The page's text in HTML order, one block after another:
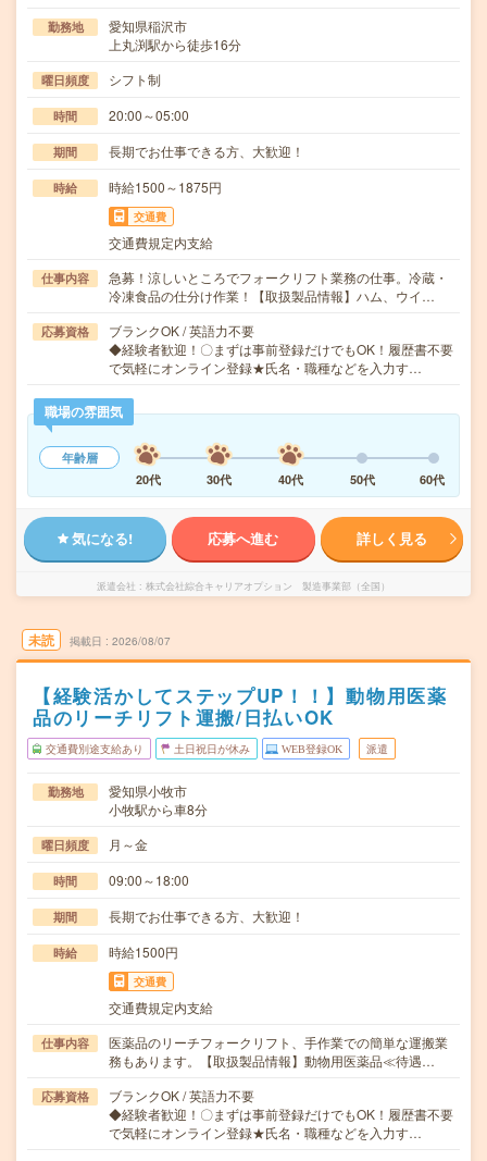
勤務地
愛知県稲沢市
上丸渕駅から徒歩16分
曜日頻度 シフト制
時間 20:00～05:00
期間 長期でお仕事できる方、大歓迎！
時給 時給1500～1875円
交通費
交通費規定内支給
仕事内容
急募！涼しいところでフォークリフト業務の仕事。冷蔵・
冷凍食品の仕分け作業！【取扱製品情報】ハム、ウイ…
応募資格
ブランクOK / 英語力不要
◆経験者歓迎！〇まずは事前登録だけでもOK！履歴書不要
で気軽にオンライン登録★氏名・職種などを入力す…
職場の雰囲気
年齢層
20代
30代 40代 50代 60代
気になる! 応募へ進む 詳しく見る
派遣会社 株式会社綜合キャリアオプション 製造事業部（全国）
未読 掲載日 2026/08/07
【経験活かしてステップUP！！】動物用医薬
品のリーチリフト運搬/日払いOK
交通費別途支給あり 土日祝日が休み WEB登録OK 派遣
勤務地
愛知県小牧市
小牧駅から車8分
曜日頻度 月～金
時間 09:00～18:00
期間 長期でお仕事できる方、大歓迎！
時給 時給1500円
交通費
交通費規定内支給
仕事内容
医薬品のリーチフォークリフト、手作業での簡単な運搬業
務もあります。【取扱製品情報】動物用医薬品≪待遇…
応募資格
ブランクOK / 英語力不要
◆経験者歓迎！〇まずは事前登録だけでもOK！履歴書不要
で気軽にオンライン登録★氏名・職種などを入力す…